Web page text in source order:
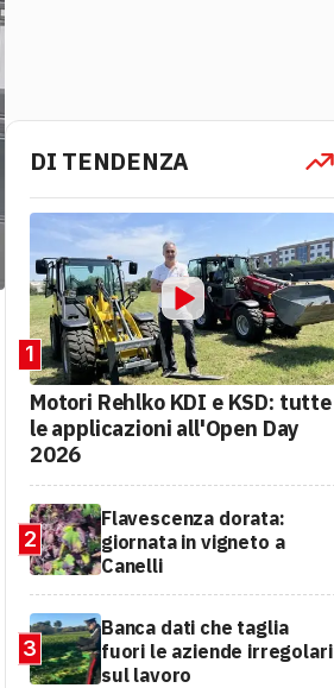
DI TENDENZA
1
Motori Rehlko KDI e KSD: tutte
le applicazioni all'Open Day
2026
2
Flavescenza dorata:
giornata in vigneto a
Canelli
3
Banca dati che taglia
fuori le aziende irregolari
sul lavoro